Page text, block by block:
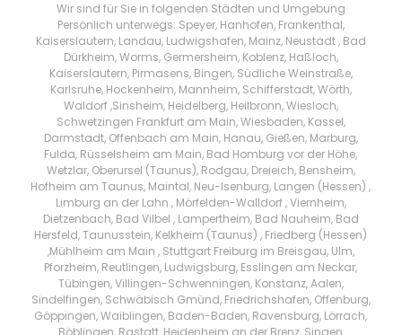
Wir sind für Sie in folgenden Städten und Umgebung
Persönlich unterwegs: Speyer, Hanhofen, Frankenthal,
Kaiserslautern, Landau, Ludwigshafen, Mainz, Neustadt , Bad
Dürkheim, Worms, Germersheim, Koblenz, Haßloch,
Kaiserslautern, Pirmasens, Bingen, Südliche Weinstraße,
Karlsruhe, Hockenheim, Mannheim, Schifferstadt, Wörth,
Waldorf ,Sinsheim, Heidelberg, Heilbronn, Wiesloch,
Schwetzingen Frankfurt am Main, Wiesbaden, Kassel,
Darmstadt, Offenbach am Main, Hanau, Gießen, Marburg,
Fulda, Rüsselsheim am Main, Bad Homburg vor der Höhe,
Wetzlar, Oberursel (Taunus), Rodgau, Dreieich, Bensheim,
Hofheim am Taunus, Maintal, Neu-Isenburg, Langen (Hessen) ,
Limburg an der Lahn , Mörfelden-Walldorf , Viernheim,
Dietzenbach, Bad Vilbel , Lampertheim, Bad Nauheim, Bad
Hersfeld, Taunusstein, Kelkheim (Taunus) , Friedberg (Hessen)
,Mühlheim am Main , Stuttgart Freiburg im Breisgau, Ulm,
Pforzheim, Reutlingen, Ludwigsburg, Esslingen am Neckar,
Tübingen, Villingen-Schwenningen, Konstanz, Aalen,
Sindelfingen, Schwäbisch Gmünd, Friedrichshafen, Offenburg,
Göppingen, Waiblingen, Baden-Baden, Ravensburg, Lörrach,